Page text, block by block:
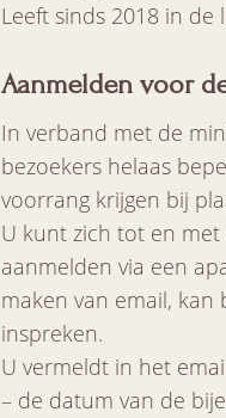
Leeft sinds 2018 in de
Aanmelden voor
In verband met de
bezoekers helaas
voorrang krijgen bij
U kunt zich tot en
aanmelden via een
maken van email, kan
inspreken.
U vermeldt in het
– de datum van de